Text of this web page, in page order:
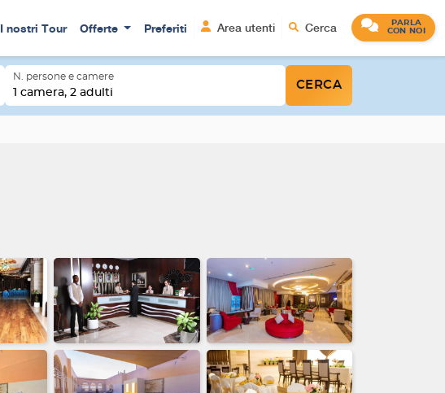
I nostri Tour Offerte Preferiti Area utenti Cerca
PARLA
CON NOI
N. persone e camere
1 camera, 2 adulti
CERCA